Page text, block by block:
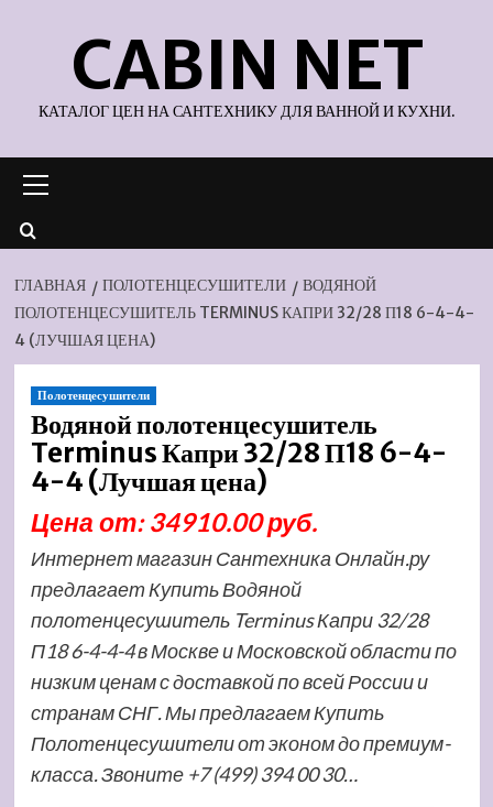
содержимомуCABIN NET
КАТАЛОГ ЦЕН НА САНТЕХНИКУ ДЛЯ ВАННОЙ И КУХНИ.
меню
ГЛАВНАЯ ПОЛОТЕНЦЕСУШИТЕЛИ
ВОДЯНОЙ
ПОЛОТЕНЦЕСУШИТЕЛЬ TERMINUS КАПРИ 32/28 П18 6-4-4-
4 (ЛУЧШАЯ ЦЕНА)
Полотенцесушители
Водяной полотенцесушитель
Terminus Капри 32/28 П18 6-4-
4-4 (Лучшая цена)
Цена от: 34910.00 руб.
Интернет магазин Сантехника Онлайн.ру
предлагает Купить Водяной
полотенцесушитель Terminus Капри 32/28
П18 6-4-4-4 в Москве и Московской области по
низким ценам с доставкой по всей России и
странам СНГ. Мы предлагаем Купить
Полотенцесушители от эконом до премиум-
класса. Звоните +7 (499) 394 00 30…